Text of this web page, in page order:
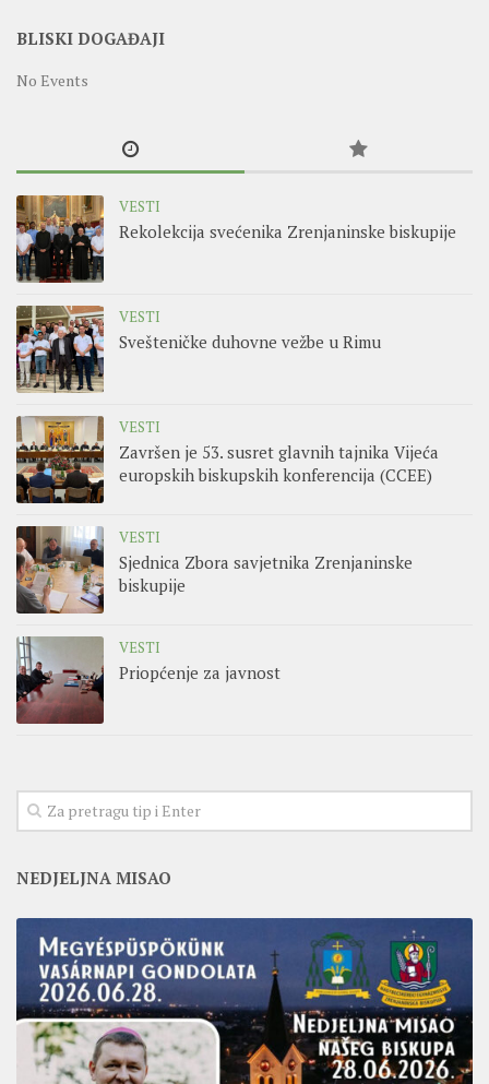
BLISKI DOGAĐAJI
No Events
VESTI
Rekolekcija svećenika Zrenjaninske biskupije
VESTI
Svešteničke duhovne vežbe u Rimu
VESTI
Završen je 53. susret glavnih tajnika Vijeća
europskih biskupskih konferencija (CCEE)
VESTI
Sjednica Zbora savjetnika Zrenjaninske
biskupije
VESTI
Priopćenje za javnost
NEDJELJNA MISAO